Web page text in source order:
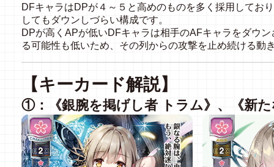
DFキャラはDPが４～５と高めのものを多く採用してお
してもダウンしづらい構成です。
DPが高くAPが低いDFキャラは相手のAFキャラをダウ
る可能性も低いため、その列からの攻撃を止め続ける動
【キーカード解説】
①：《銀腕を掲げし者 トラム》、《新